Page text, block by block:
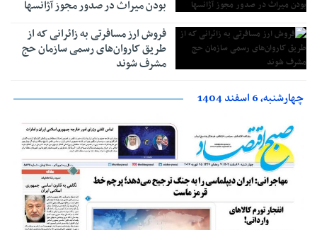
بودن میراث در صدور مجوز آژانسها
فروش ارز مسافرتی به زائرانی که از
طریق کاروان‌های رسمی سازمان حج
مشرف شوند
چهارشنبه، 6 اسفند 1404